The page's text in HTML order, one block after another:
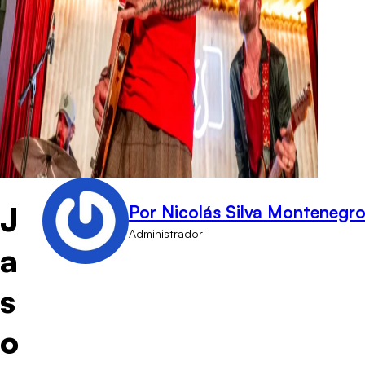
J
a
s
o
Por Nicolás Silva
Administrador